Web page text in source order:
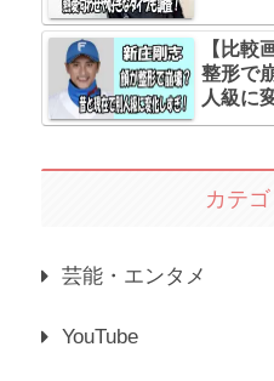
【比較
整形で
人級に
カテ
芸能・エンタメ
YouTube